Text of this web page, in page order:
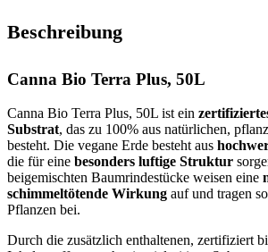
Beschreibung
Canna Bio Terra Plus, 50L
Canna Bio Terra Plus, 50L ist ein
Substrat, das zu 100% aus natürlichen,
besteht. Die vegane Erde besteht aus
die für eine besonders luftige Struktur
beigemischten Baumrindestücke weisen eine
schimmeltötende Wirkung auf und tragen
Pflanzen bei.
Durch die zusätzlich enthaltenen, zertifiziert